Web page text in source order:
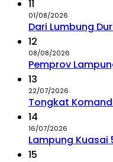
11
01/08/2026
Dari Lumbung
12
08/08/2026
Pemprov
13
22/07/2026
Tongkat
14
16/07/2026
Lampung Kuasai
15